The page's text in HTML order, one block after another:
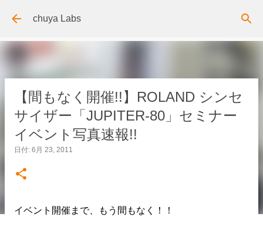
スキップしてメイン コンテンツに移動
chuya Labs
【間もなく開催!!】ROLAND シンセ
サイザー「JUPITER-80」セミナー
イベント写真速報!!
日付: 6月 23, 2011
イベント開催まで、もう間もなく！！